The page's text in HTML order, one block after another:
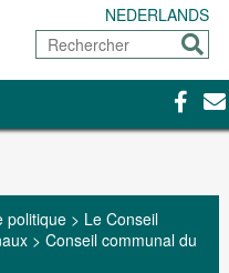
NEDERLANDS
Rechercher
politique> Le Conseil
> Conseil communal du